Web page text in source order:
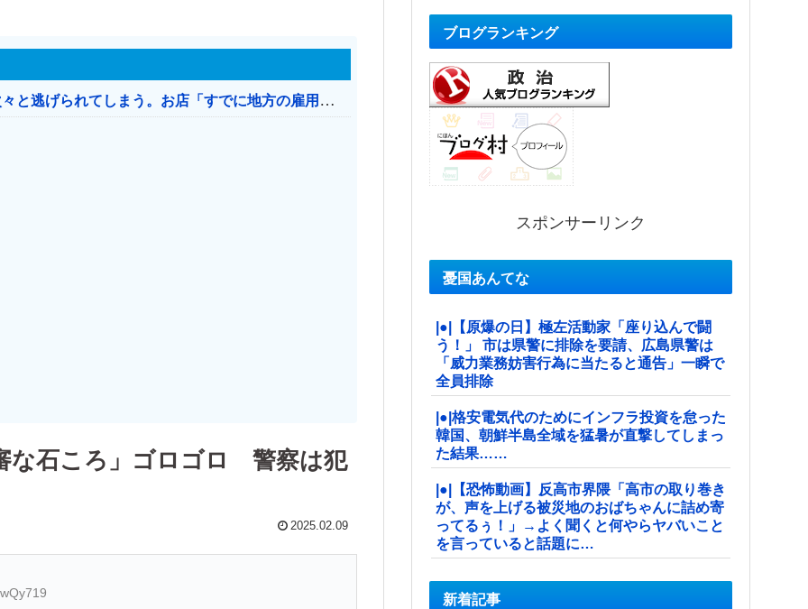
日本のお店、時給1500円でもミャンマー人に次々と逃げられてしまう。お店「すでに地方の雇用は崩壊」
な石ころ」ゴロゴロ 警察は犯
2025.02.09
ブログランキング
スポンサーリンク
憂国あんてな
|●|【原爆の日】極左活動家「座り込んで闘
う！」 市は県警に排除を要請、広島県警は
「威力業務妨害行為に当たると通告」一瞬で
全員排除
|●|格安電気代のためにインフラ投資を怠った
韓国、朝鮮半島全域を猛暑が直撃してしまっ
た結果……
|●|【恐怖動画】反高市界隈「高市の取り巻き
が、声を上げる被災地のおばちゃんに詰め寄
ってるぅ！」→よく聞くと何やらヤバいこと
を言っていると話題に…
新着記事